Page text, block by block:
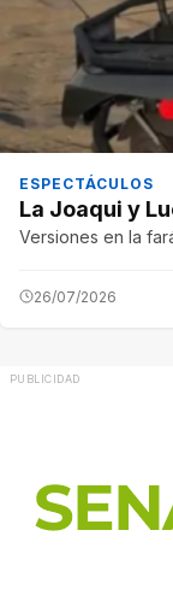
ESPECTÁCULOS
La Joaqui y
Versiones en la
26/07/2026